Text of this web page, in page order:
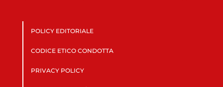
POLICY EDITORIALE
CODICE ETICO CONDOTTA
PRIVACY POLICY